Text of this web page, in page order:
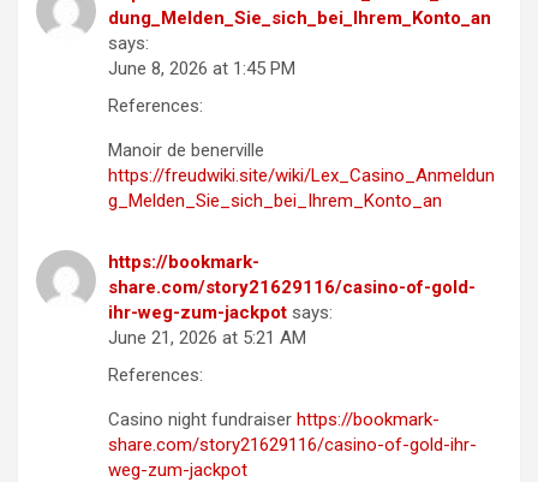
dung_Melden_Sie_sich_bei_Ihrem_Konto_an
says:
June 8, 2026 at 1:45 PM
References:
Manoir de benerville
https://freudwiki.site/wiki/Lex_Casino_Anmeldun
g_Melden_Sie_sich_bei_Ihrem_Konto_an
https://bookmark-
share.com/story21629116/casino-of-gold-
ihr-weg-zum-jackpot says:
June 21, 2026 at 5:21 AM
References:
Casino night fundraiser https://bookmark-
share.com/story21629116/casino-of-gold-ihr-
weg-zum-jackpot